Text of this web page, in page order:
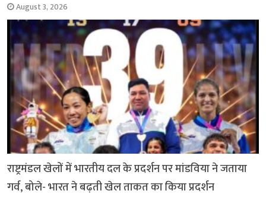
August 3, 2026
राष्ट्रमंडल खेलों में भारतीय दल के प्रदर्शन पर मांडविया ने जताया
गर्व, बोले- भारत ने बढ़ती खेल ताकत का किया प्रदर्शन